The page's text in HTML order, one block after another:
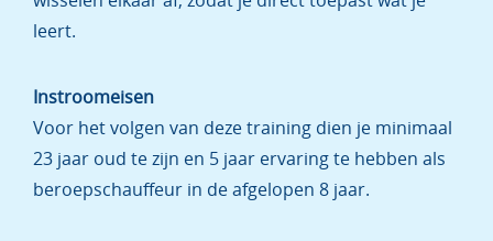
leert.
Instroomeisen
Voor het volgen van deze training dien je minimaal
23 jaar oud te zijn en 5 jaar ervaring te hebben als
beroepschauffeur in de afgelopen 8 jaar.